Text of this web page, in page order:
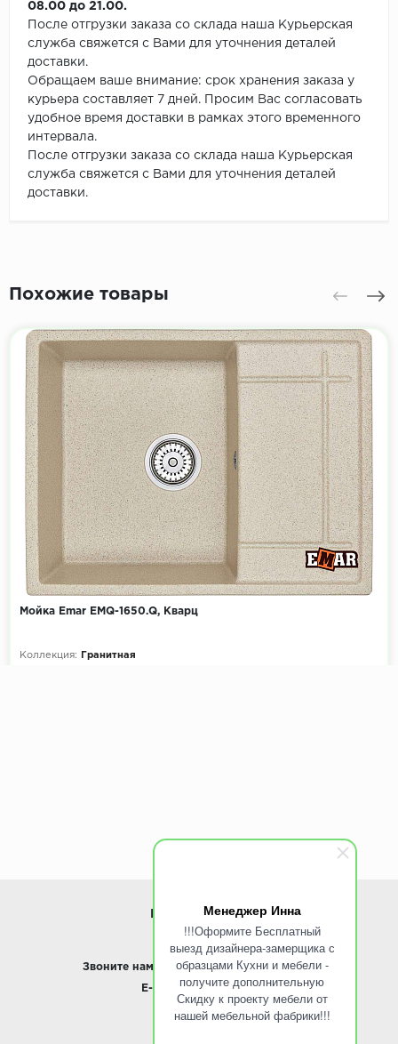
Менеджер Инна
!!!Оформите Бесплатный
выезд дизайнера-замерщика с
образцами Кухни и мебели -
получите дополнительную
Скидку к проекту мебели от
нашей мебельной фабрики!!!
08.00 до 21.00.
После отгрузки заказа со склада наша Курьерская
служба свяжется с Вами для уточнения деталей
доставки.
Обращаем ваше внимание: срок хранения заказа у
курьера составляет 7 дней. Просим Вас согласовать
удобное время доставки в рамках этого временного
интервала.
После отгрузки заказа со склада наша Курьерская
служба свяжется с Вами для уточнения деталей
доставки.
Похожие товары
Мойка Emar EMQ-1650.Q, Кварц
Коллекция:
Гранитная
ИНФОРМАЦИЯ
www.ROINST.ru
Звоните нам: 8 495 797-10-50 / Whatsapp
E-mail: info@roinst.ru
О КОМПАНИИ